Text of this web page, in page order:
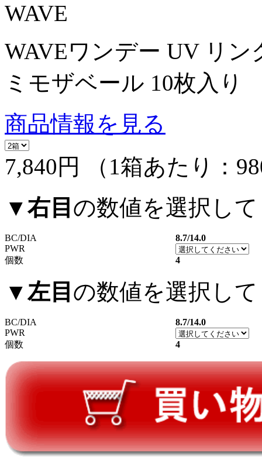
WAVE
WAVEワンデー UV リ
ミモザベール 10枚入り
商品情報を見る
7,840円
（1箱あたり：
▼右目 の数値を選択し
BC/DIA
8.7/14.0
PWR
個数
4
▼左目 の数値を選択し
BC/DIA
8.7/14.0
PWR
個数
4